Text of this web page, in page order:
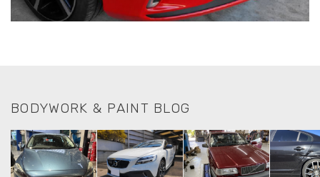
BODYWORK & PAINT BLOG